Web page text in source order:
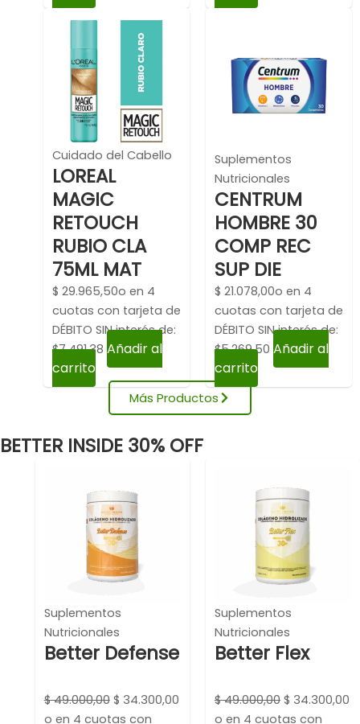
Cuidado del Cabello
LOREAL
MAGIC
RETOUCH
RUBIO CLA
75ML MAT
$ 29.965,50o en 4
cuotas con tarjeta de
DÉBITO SIN interés de:
$7,491.38 Añadir al
carrito
Suplementos
Nutricionales
CENTRUM
HOMBRE 30
COMP REC
SUP DIE
$ 21.078,00o en 4
cuotas con tarjeta de
DÉBITO SIN interés de:
$5,269.50 Añadir al
carrito
Más Productos
BETTER INSIDE 30% OFF
Suplementos
Nutricionales
Better Defense
$49.000,00
precio
original
era:
$ 49.000,00.
$ 34.300,00
o en 4 cuotas con
Suplementos
Nutricionales
Better Flex
$49.000,00
precio
original
era:
$ 49.000,00.
$ 34.300,00
o en 4 cuotas con